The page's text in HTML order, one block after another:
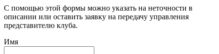
С помощью этой формы можно указать на неточности в
описании или оставить заявку на передачу управления
представителю клуба.
Имя